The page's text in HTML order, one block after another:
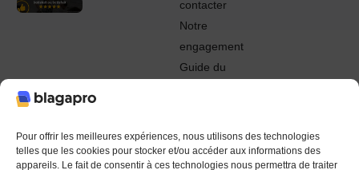
Pour offrir les meilleures expériences, nous utilisons des technologies
telles que les cookies pour stocker et/ou accéder aux informations des
appareils. Le fait de consentir à ces technologies nous permettra de traiter
contacter
Notre
engagement
Guide du
© 2022 - 2024 Blagapro. Tous droits réservés. Textiles
personnalisés à Orléans